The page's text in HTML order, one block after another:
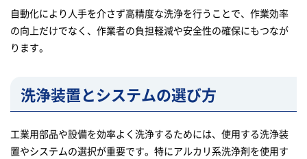
自動化により人手を介さず高精度な洗浄を行うことで、作業効率
の向上だけでなく、作業者の負担軽減や安全性の確保にもつなが
ります。
洗浄装置とシステムの選び方
工業用部品や設備を効率よく洗浄するためには、使用する洗浄装
置やシステムの選択が重要です。特にアルカリ系洗浄剤を使用す